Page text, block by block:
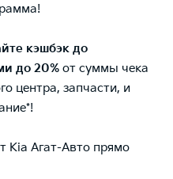
кэшбэк до
до 20% от суммы чека
центра, запчасти, и
Kia Агат-Авто прямо